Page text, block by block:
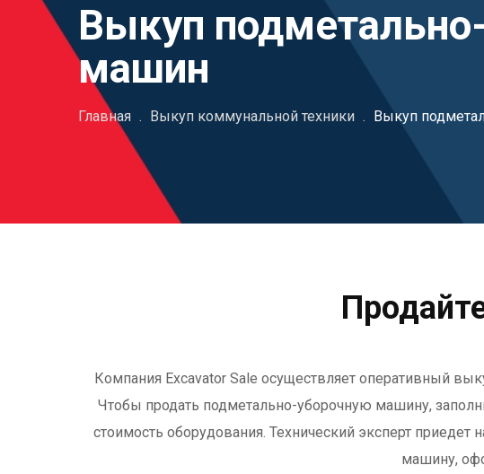
Выкуп
машин
Главная . Выкуп коммунальной техники . Выкуп
Компания Excavator Sale осуществляет оперативный
Чтобы продать подметально-уборочную машину,
стоимость оборудования. Технический эксперт
машину,